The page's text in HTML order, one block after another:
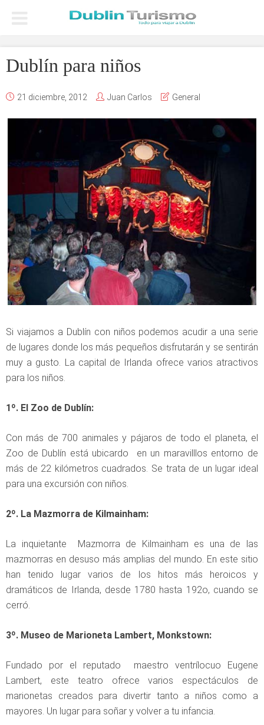
Dublín para niños
21 diciembre, 2012 Juan Carlos General
Si viajamos a Dublín con niños podemos acudir a una serie
de lugares donde los más pequeños disfrutarán y se sentirán
muy a gusto. La capital de Irlanda ofrece varios atractivos
para los niños.
1º. El Zoo de Dublín:
Con más de 700 animales y pájaros de todo el planeta, el
Zoo de Dublín está ubicardo en un maravilllos entorno de
más de 22 kilómetros cuadrados. Se trata de un lugar ideal
para una excursión con niños.
2º. La Mazmorra de Kilmainham:
La inquietante Mazmorra de Kilmainham es una de las
mazmorras en desuso más amplias del mundo. En este sitio
han tenido lugar varios de los hitos más heroicos y
dramáticos de Irlanda, desde 1780 hasta 192o, cuando se
cerró.
3º. Museo de Marioneta Lambert, Monkstown:
Fundado por el reputado maestro ventrílocuo Eugene
Lambert, este teatro ofrece varios espectáculos de
marionetas creados para divertir tanto a niños como a
mayores. Un lugar para soñar y volver a tu infancia.